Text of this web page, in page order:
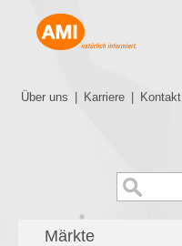
Über uns Karriere Kontakt
Märkte